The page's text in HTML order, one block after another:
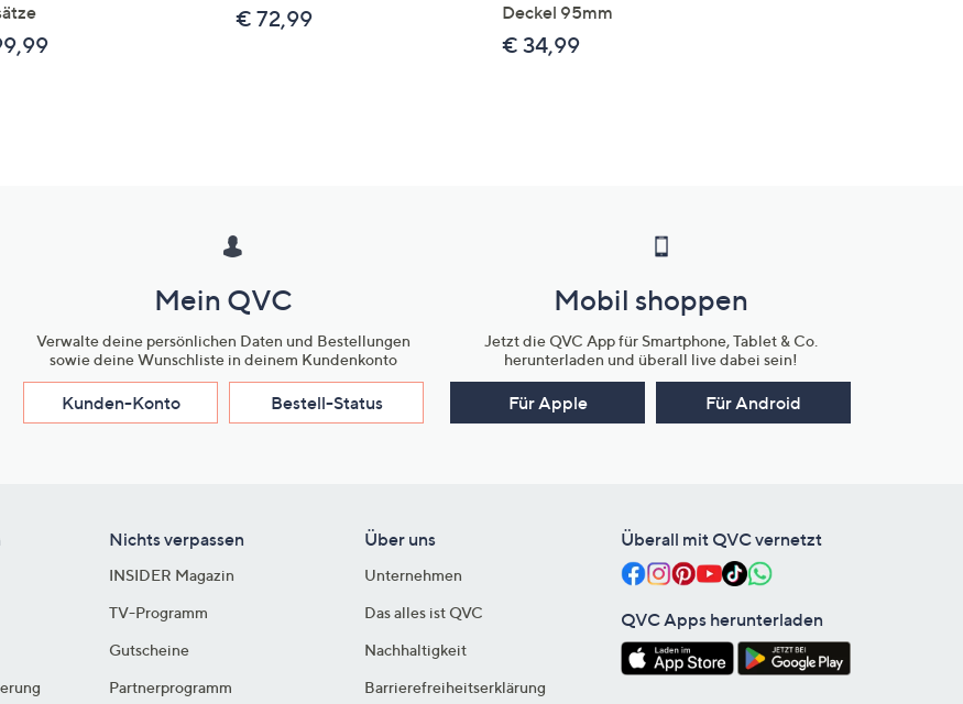
€ 72,99
Deckel 95mm
€ 34,99
Mein QVC
Verwalte deine persönlichen Daten und Bestellungen
sowie deine Wunschliste in deinem Kundenkonto
Kunden-Konto Bestell-Status
Mobil shoppen
Jetzt die QVC App für Smartphone, Tablet & Co.
herunterladen und überall live dabei sein!
Für Apple Für Android
Nichts verpassen
INSIDER Magazin
TV-Programm
Gutscheine
Partnerprogramm
Über uns
Unternehmen
Das alles ist QVC
Nachhaltigkeit
Barrierefreiheitserklärung
Überall mit QVC vernetzt
QVC Apps herunterladen